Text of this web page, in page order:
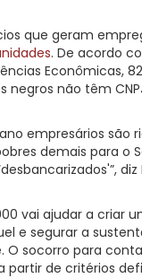
que geram
. De acordo
Econômicas,
negros não têm
empresários são
demais para o
diz
vai ajudar a criar
e segurar a
O socorro para
partir de critérios